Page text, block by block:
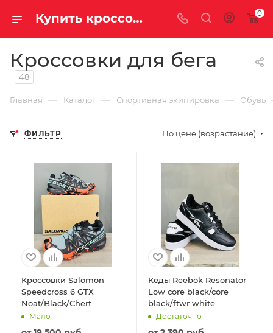
Купить кроссовки для бега по выгодной цене 0
Кроссовки для бега
48
Главная — Каталог — Спортивная экипировка — Обувь
ФИЛЬТР По цене (возрастание)
Кроссовки Salomon
Speedcross 6 GTX
Noat/Black/Chert
Мало
Кеды Reebok Resonator
Low core black/core
black/ftwr white
Достаточно